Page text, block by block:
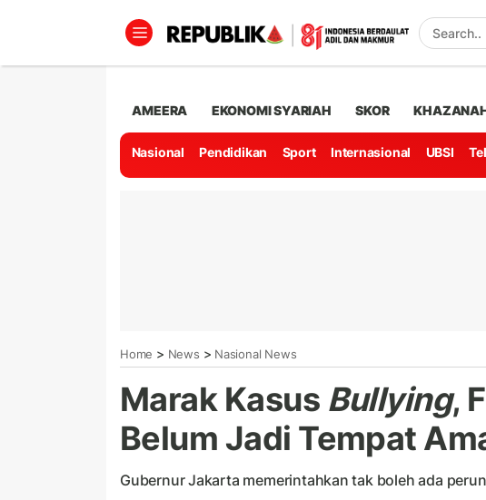
AMEERA EKONOMI SYARIAH SKOR
Nasional Pendidikan Sport Internasional UBSI
Home > News > Nasional News
Marak Kasus Bullying,
Belum Jadi Tempat
Gubernur Jakarta memerintahkan tak boleh ada